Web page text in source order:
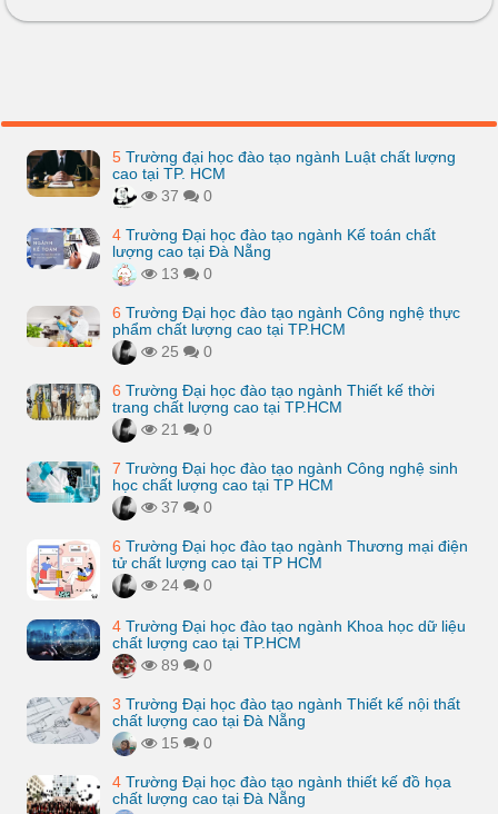
5 Trường đại học đào tạo ngành Luật chất lượng
cao tại TP. HCM
37
0
4 Trường Đại học đào tạo ngành Kế toán chất
lượng cao tại Đà Nẵng
13
0
6 Trường Đại học đào tạo ngành Công nghệ thực
phẩm chất lượng cao tại TP.HCM
25
0
6 Trường Đại học đào tạo ngành Thiết kế thời
trang chất lượng cao tại TP.HCM
21
0
7 Trường Đại học đào tạo ngành Công nghệ sinh
học chất lượng cao tại TP HCM
37
0
6 Trường Đại học đào tạo ngành Thương mại điện
tử chất lượng cao tại TP HCM
24
0
4 Trường Đại học đào tạo ngành Khoa học dữ liệu
chất lượng cao tại TP.HCM
89
0
3 Trường Đại học đào tạo ngành Thiết kế nội thất
chất lượng cao tại Đà Nẵng
15
0
4 Trường Đại học đào tạo ngành thiết kế đồ họa
chất lượng cao tại Đà Nẵng